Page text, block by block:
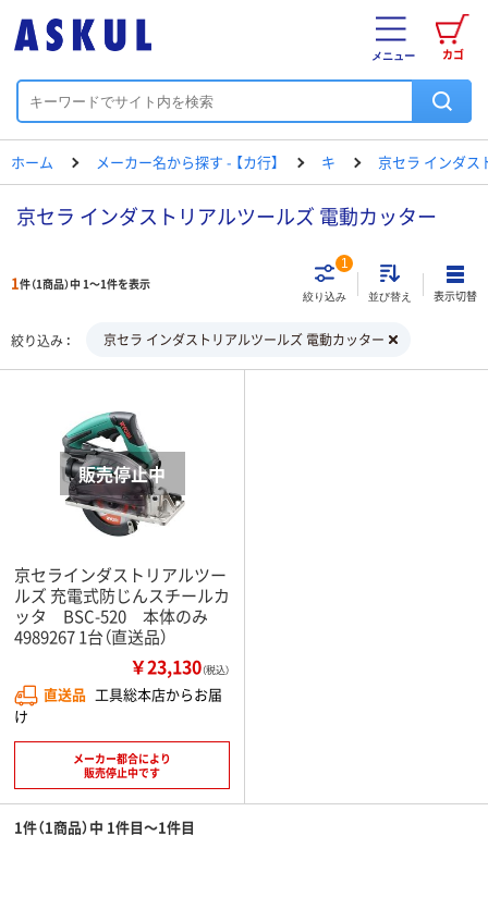
カゴ
メニュー
ホーム メーカー名から探す - 【カ行】 キ 京セラ インダス
京セラ インダストリアルツールズ 電動カッター
1件（1商品）中 1～1件を表示
絞り込み
1
並び替え 表示切替
絞り込み 京セラ インダストリアルツールズ 電動カッター
京セラインダストリアルツー
ルズ 充電式防じんスチールカ
ッタ BSC-520 本体のみ
4989267 1台（直送品）
￥23,130（税込）
直送品 工具総本店からお届
け
メーカー都合により
販売停止中です
1件（1商品）中 1件目～1件目